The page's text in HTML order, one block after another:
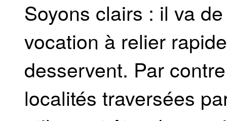
Soyons clairs : il va
vocation à relier
desservent. Par
localités traversées